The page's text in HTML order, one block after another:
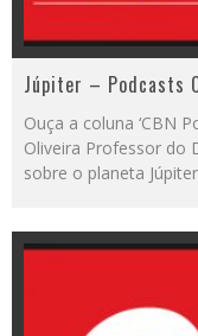
Júpiter – Podcasts
Ouça a coluna ‘CBN
Oliveira Professor do
sobre o planeta